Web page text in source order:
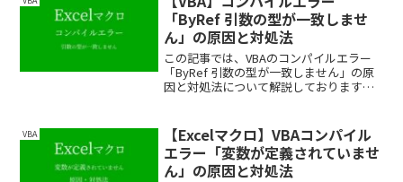
「ByRef 引数の型が一致しませ
ん」の原因と対処法
この記事では、VBAのコンパイルエラー
「ByRef 引数の型が一致しません」の原
因と対処法について解説しております。
ので、ぜひ最後まで読んでいってくださ
い。
VBA
【Excelマクロ】VBAコンパイル
エラー「変数が定義されていませ
ん」の原因と対処法